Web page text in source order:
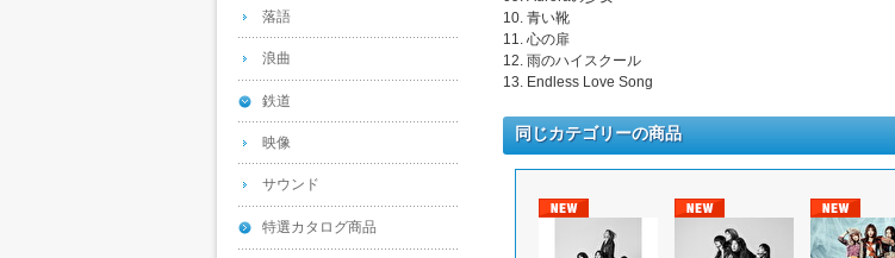
10. 青い靴
11. 心の扉
12. 雨のハイスクール
13. Endless Love Song
同じカテゴリーの商品
落語
浪曲
鉄道
映像
サウンド
特選カタログ商品